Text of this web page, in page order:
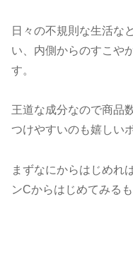
日々の不規則な生活な
い、内側からのすこや
す。
王道な成分なので商品
つけやすいのも嬉しい
まずなにからはじめれ
ンCからはじめてみる